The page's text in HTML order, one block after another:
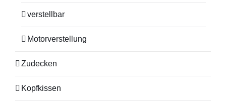
verstellbar
Motorverstellung
Zudecken
Kopfkissen